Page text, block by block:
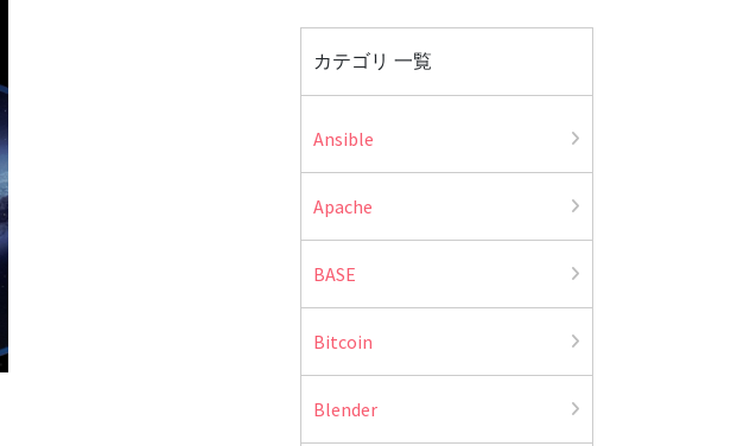
カテゴリ 一覧
Ansible
Apache
BASE
Bitcoin
Blender